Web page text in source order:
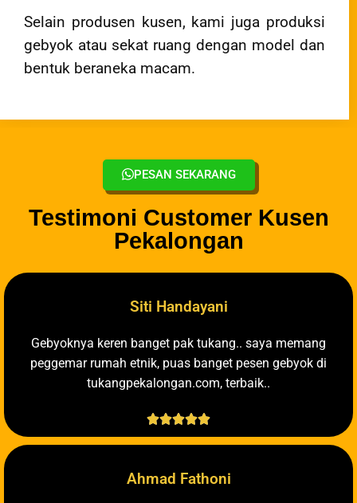
Selain produsen kusen, kami juga produksi
gebyok atau sekat ruang dengan model dan
bentuk beraneka macam.
PESAN SEKARANG
Testimoni Customer Kusen
Pekalongan
Siti Handayani
Gebyoknya keren banget pak tukang.. saya memang
peggemar rumah etnik, puas banget pesen gebyok di
tukangpekalongan.com, terbaik..

Ahmad Fathoni